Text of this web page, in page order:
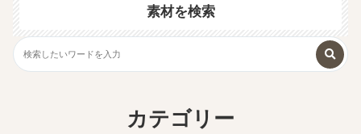
素材を検索
カテゴリー